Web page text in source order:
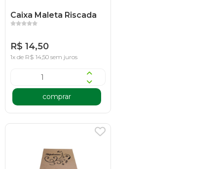
Caixa Maleta Riscada
R$ 14,50
1x de R$ 14,50 sem juros
comprar